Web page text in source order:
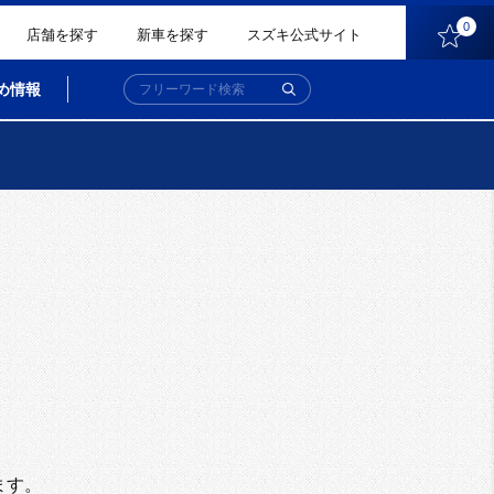
店舗を探す 新車を探す スズキ公式サイト 0
情報
す。